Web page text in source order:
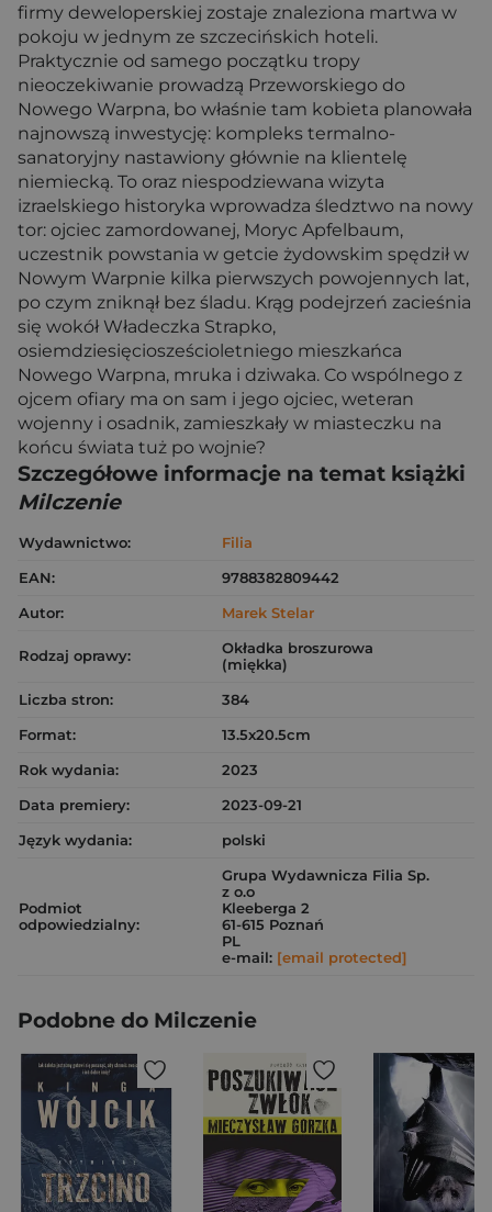
firmy deweloperskiej zostaje znaleziona martwa w
pokoju w jednym ze szczecińskich hoteli.
Praktycznie od samego początku tropy
nieoczekiwanie prowadzą Przeworskiego do
Nowego Warpna, bo właśnie tam kobieta planowała
najnowszą inwestycję: kompleks termalno-
sanatoryjny nastawiony głównie na klientelę
niemiecką. To oraz niespodziewana wizyta
izraelskiego historyka wprowadza śledztwo na nowy
tor: ojciec zamordowanej, Moryc Apfelbaum,
uczestnik powstania w getcie żydowskim spędził w
Nowym Warpnie kilka pierwszych powojennych lat,
po czym zniknął bez śladu. Krąg podejrzeń zacieśnia
się wokół Władeczka Strapko,
osiemdziesięciosześcioletniego mieszkańca
Nowego Warpna, mruka i dziwaka. Co wspólnego z
ojcem ofiary ma on sam i jego ojciec, weteran
wojenny i osadnik, zamieszkały w miasteczku na
końcu świata tuż po wojnie?
Szczegółowe informacje na temat książki
Milczenie
Wydawnictwo:
Filia
EAN:
9788382809442
Autor:
Marek Stelar
Rodzaj oprawy:
Okładka broszurowa
(miękka)
Liczba stron:
384
Format:
13.5x20.5cm
Rok wydania:
2023
Data premiery:
2023-09-21
Język wydania:
polski
Podmiot
odpowiedzialny:
Grupa Wydawnicza Filia Sp.
z o.o
Kleeberga 2
61-615 Poznań
PL
e-mail: [email protected]
Podobne do Milczenie